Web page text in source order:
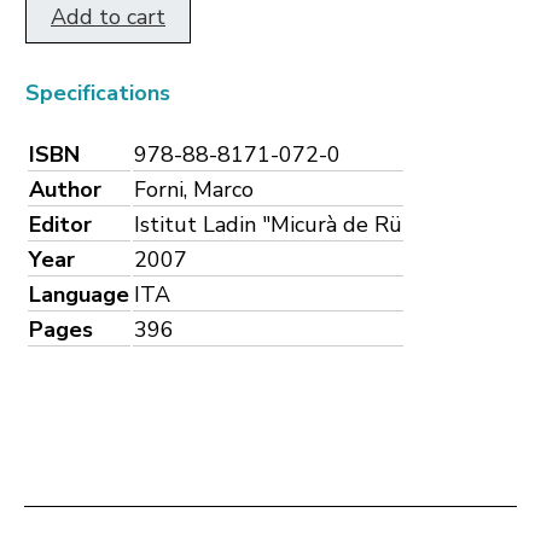
Add to cart
Specifications
ISBN
978-88-8171-072-0
Author
Forni, Marco
Editor
Istitut Ladin "Micurà de Rü
Year
2007
Language ITA
Pages
396